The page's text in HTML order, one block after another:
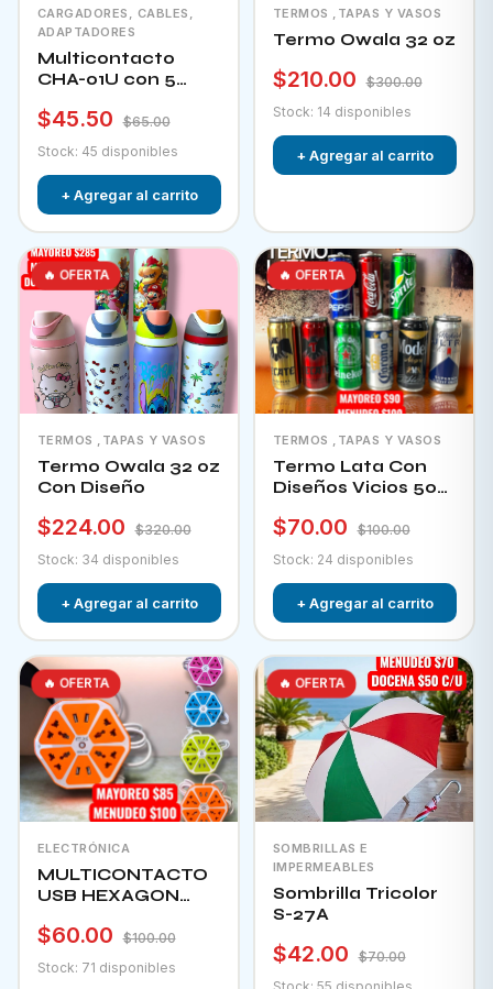
CARGADORES, CABLES,
ADAPTADORES
Multicontacto
CHA-01U con 5
puertos usb e
$45.50
$65.00
Stock: 45 disponibles
+ Agregar al carrito
TERMOS ,TAPAS Y VASOS
Termo Owala 32 oz
$210.00
$300.00
Stock: 14 disponibles
+ Agregar al carrito
🔥 OFERTA
TERMOS ,TAPAS Y VASOS
Termo Owala 32 oz
Con Diseño
$224.00
$320.00
Stock: 34 disponibles
+ Agregar al carrito
🔥 OFERTA
TERMOS ,TAPAS Y VASOS
Termo Lata Con
Diseños Vicios 500
$70.00
$100.00
Stock: 24 disponibles
+ Agregar al carrito
🔥 OFERTA
ELECTRÓNICA
MULTICONTACTO
USB HEXAGON
$60.00
$100.00
Stock: 71 disponibles
🔥 OFERTA
SOMBRILLAS E
IMPERMEABLES
Sombrilla Tricolor
S-27A
$42.00
$70.00
Stock: 55 disponibles